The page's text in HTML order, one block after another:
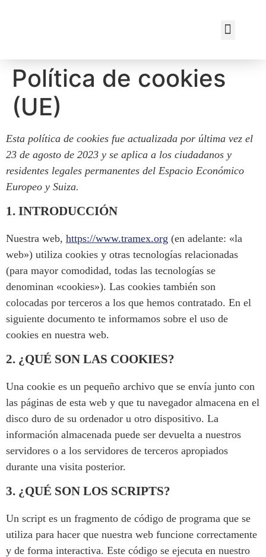
Política de cookies
(UE)
Esta política de cookies fue actualizada por última vez el
23 de agosto de 2023 y se aplica a los ciudadanos y
residentes legales permanentes del Espacio Económico
Europeo y Suiza.
1. INTRODUCCIÓN
Nuestra web, https://www.tramex.org (en adelante: «la
web») utiliza cookies y otras tecnologías relacionadas
(para mayor comodidad, todas las tecnologías se
denominan «cookies»). Las cookies también son
colocadas por terceros a los que hemos contratado. En el
siguiente documento te informamos sobre el uso de
cookies en nuestra web.
2. ¿QUÉ SON LAS COOKIES?
Una cookie es un pequeño archivo que se envía junto con
las páginas de esta web y que tu navegador almacena en el
disco duro de su ordenador u otro dispositivo. La
información almacenada puede ser devuelta a nuestros
servidores o a los servidores de terceros apropiados
durante una visita posterior.
3. ¿QUÉ SON LOS SCRIPTS?
Un script es un fragmento de código de programa que se
utiliza para hacer que nuestra web funcione correctamente
y de forma interactiva. Este código se ejecuta en nuestro